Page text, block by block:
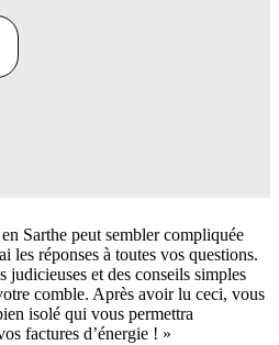
Sarthe peut sembler compliquée
les réponses à toutes vos questions.
judicieuses et des conseils simples
comble. Après avoir lu ceci, vous
isolé qui vous permettra
factures d’énergie ! »